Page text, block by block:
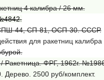
4 калибра / 26 мм.
СПШ-44, СП-81, ОСП-30. СССР.
для ракетниц
Ракетница. ФРГ, 1962г.
Дерево. 2500 руб/комплект.